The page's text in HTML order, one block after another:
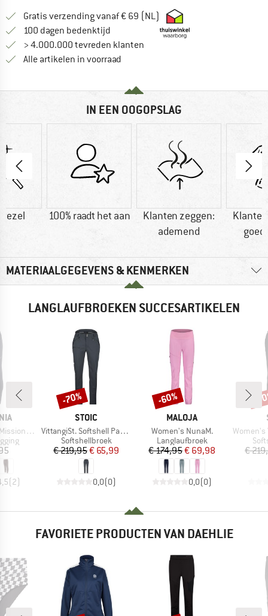
Gratis verzending vanaf € 69 (NL) Vind hier de
100 dagen bedenktijd Vind de betalingsinformatie hier!
> 4.000.000 tevreden klanten
Alle artikelen in voorraad
IN EEN OOGOPSLAG
100% raadt het aan
Klanten zeggen:
ademend
goed
MATERIAALGEGEVENS & KENMERKEN
LANGLAUFBROEKEN SUCCESARTIKELEN
27''
(2)
MERK
STOIC
Artikel
VittangiSt. Softshell Pants
Productgroep
Softshellbroek
Prijs
€ 219,95Verlaagde prijs
€ 65,99
0,0(0)
Korting
-70%
MERK
MALOJA
Artikel
Women's NunaM.
Productgroep
Langlaufbroek
Prijs
€ 174,95Verlaagde prijs
€ 69,98
0,0(0)
Korting
-60%
Artikel
Women's
€
-
FAVORIETE PRODUCTEN VAN DAEHLIE